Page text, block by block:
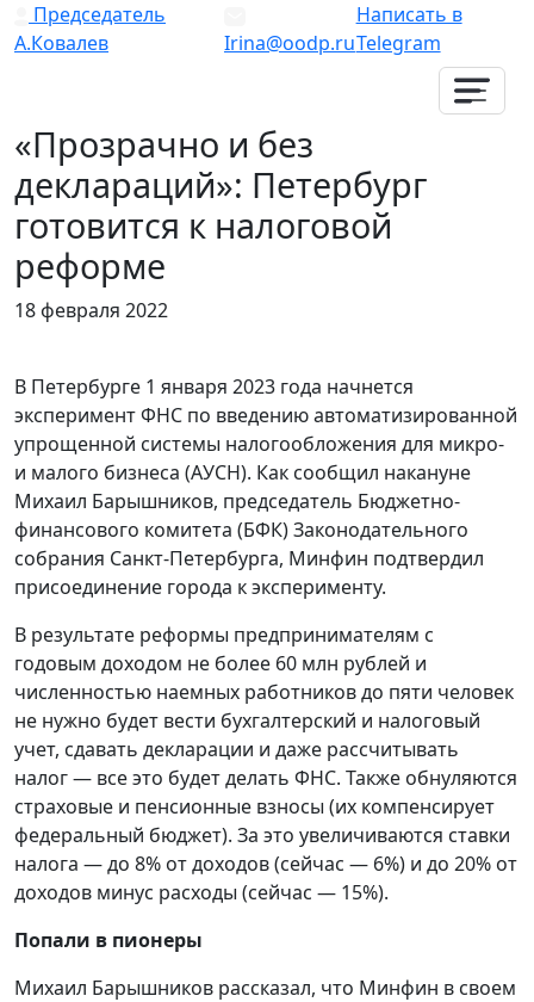
Председатель
А.Ковалев
Irina@oodp.ru
Написать в
Telegram
«Прозрачно и без
деклараций»: Петербург
готовится к налоговой
реформе
18 февраля 2022
В Петербурге 1 января 2023 года начнется
эксперимент ФНС по введению автоматизированной
упрощенной системы налогообложения для микро-
и малого бизнеса (АУСН). Как сообщил накануне
Михаил Барышников, председатель Бюджетно-
финансового комитета (БФК) Законодательного
собрания Санкт-Петербурга, Минфин подтвердил
присоединение города к эксперименту.
В результате реформы предпринимателям с
годовым доходом не более 60 млн рублей и
численностью наемных работников до пяти человек
не нужно будет вести бухгалтерский и налоговый
учет, сдавать декларации и даже рассчитывать
налог — все это будет делать ФНС. Также обнуляются
страховые и пенсионные взносы (их компенсирует
федеральный бюджет). За это увеличиваются ставки
налога — до 8% от доходов (сейчас — 6%) и до 20% от
доходов минус расходы (сейчас — 15%).
Попали в пионеры
Михаил Барышников рассказал, что Минфин в своем